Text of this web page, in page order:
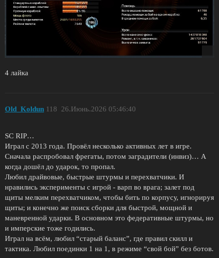
4 лайка
Old_Koldun 26.Июнь.2026 05:46:40
118
SC RIP…
Играл с 2013 года. Провёл несколько активных лет в игре.
Сначала распробовал фрегаты, потом заградители (инвиз)… А
когда дошёл до ударок, то пропал.
Любил драйвовые, быстрые штурмы и перехватчики. И
нравились эксперименты с игрой - варп во врага; залет под
щиты мелким перехватчиком, чтобы бить по корпусу, игнорируя
щиты; и конечно же поиск сборки для быстрой, мощной и
маневренной ударки. В основном это федеративные штурмы, но
и имперские тоже годились.
Играл на всём, любил “старый баланс”, где правил скилл и
тактика. Любил поединки 1 на 1, в режиме “свой бой” без ботов.